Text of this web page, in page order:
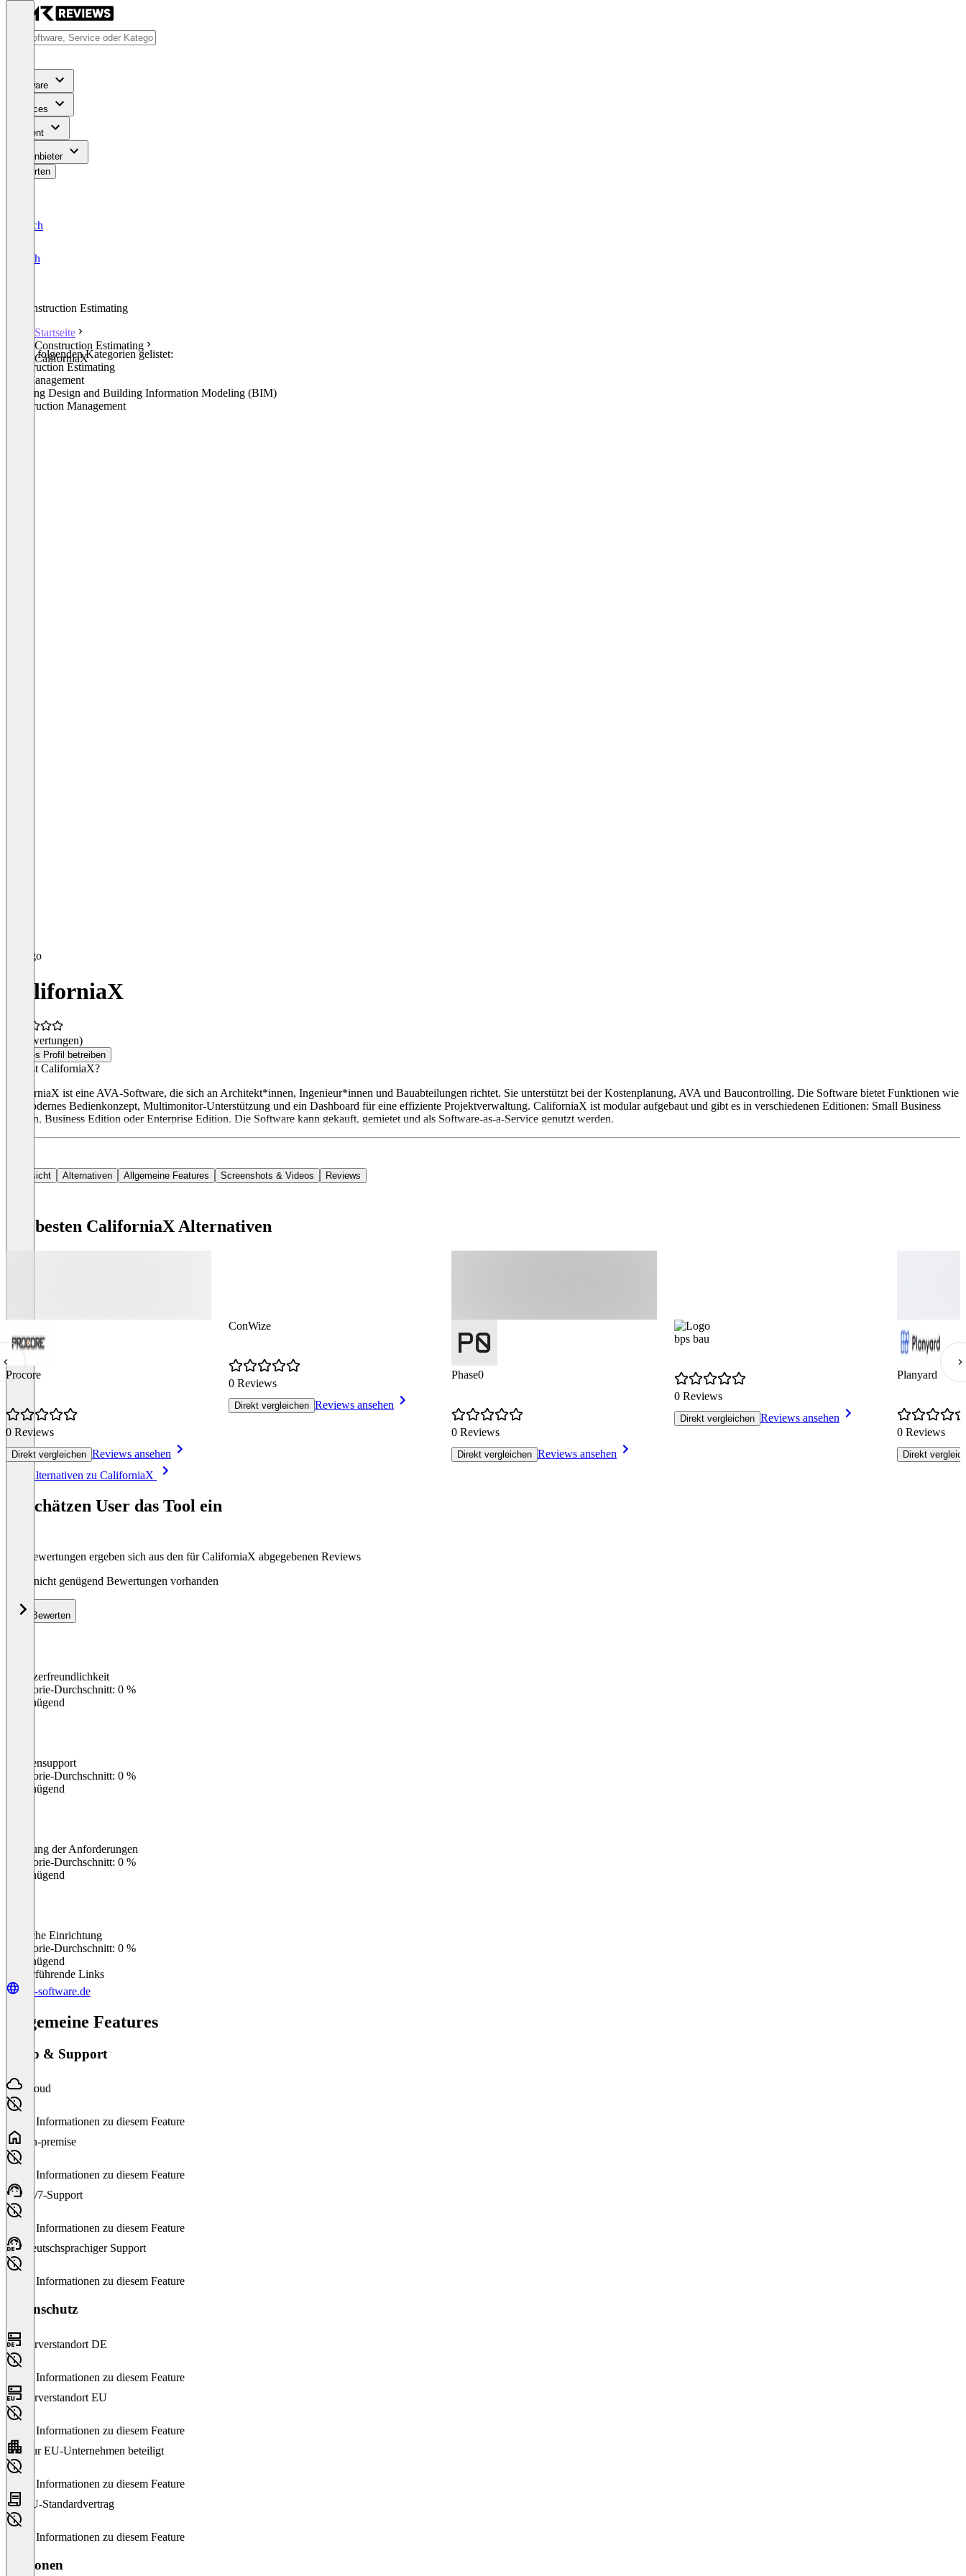
Software
Services
Content
Für Anbieter
Bewerten
Deutsch
English
Construction Estimating
Startseite
Construction Estimating
CaliforniaX
In den folgenden Kategorien gelistet:
Construction Estimating
Bid Management
Building Design and Building Information Modeling (BIM)
Construction Management
CaliforniaX
(0 Bewertungen)
Dieses Profil betreiben
Was ist CaliforniaX?
CaliforniaX ist eine AVA-Software, die sich an Architekt*innen, Ingenieur*innen und Bauabteilungen richtet. Sie unterstützt bei der Kostenplanung, AVA und Baucontrolling. Die Software bietet Funktionen wie
ein modernes Bedienkonzept, Multimonitor-Unterstützung und ein Dashboard für eine effiziente Projektverwaltung. CaliforniaX ist modular aufgebaut und gibt es in verschiedenen Editionen: Small Business
Edition, Business Edition oder Enterprise Edition. Die Software kann gekauft, gemietet und als Software-as-a-Service genutzt werden.
Übersicht Alternativen Allgemeine Features Screenshots & Videos Reviews
Die besten CaliforniaX Alternativen
Procore
0 Reviews
Direkt vergleichen Reviews ansehen
ConWize
0 Reviews
Direkt vergleichen Reviews ansehen
Phase0
0 Reviews
Direkt vergleichen Reviews ansehen
bps bau
0 Reviews
Direkt vergleichen Reviews ansehen
Planyard
0 Reviews
Direkt
Alle Alternativen zu CaliforniaX
So schätzen User das Tool ein
Die Bewertungen ergeben sich aus den für CaliforniaX abgegebenen Reviews
Noch nicht genügend Bewertungen vorhanden
Bewerten
Benutzerfreundlichkeit
Kategorie-Durchschnitt: 0 %
Ungenügend
Kundensupport
Kategorie-Durchschnitt: 0 %
Ungenügend
Erfüllung der Anforderungen
Kategorie-Durchschnitt: 0 %
Ungenügend
Einfache Einrichtung
Kategorie-Durchschnitt: 0 %
Ungenügend
Weiterführende Links
gw-software.de
Allgemeine Features
Setup & Support
Cloud
Keine Informationen zu diesem Feature
On-premise
Keine Informationen zu diesem Feature
24/7-Support
Keine Informationen zu diesem Feature
Deutschsprachiger Support
Keine Informationen zu diesem Feature
Datenschutz
Serverstandort DE
Keine Informationen zu diesem Feature
Serverstandort EU
Keine Informationen zu diesem Feature
Nur EU-Unternehmen beteiligt
Keine Informationen zu diesem Feature
EU-Standardvertrag
Keine Informationen zu diesem Feature
Versionen